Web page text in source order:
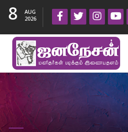
8
AUG
2026